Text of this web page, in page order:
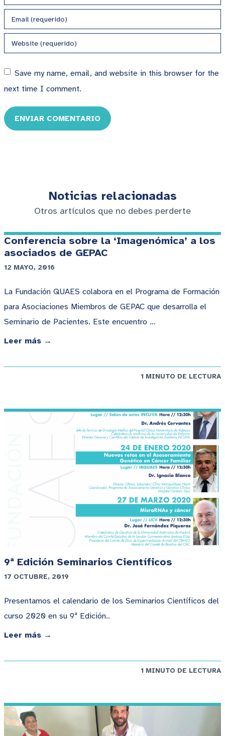
Save my name, email, and website in this browser for the
next time I comment.
ENVIAR COMENTARIO
Noticias relacionadas
Otros artículos que no debes perderte
Conferencia sobre la ‘Imagenómica’ a los
asociados de GEPAC
12 MAYO, 2016
La Fundación QUAES colabora en el Programa de Formación
para Asociaciones Miembros de GEPAC que desarrolla el
Seminario de Pacientes. Este encuentro …
Leer más →
1 MINUTO DE LECTURA
9ª Edición Seminarios Científicos
17 OCTUBRE, 2019
Presentamos el calendario de los Seminarios Científicos del
curso 2020 en su 9ª Edición..
Leer más →
1 MINUTO DE LECTURA